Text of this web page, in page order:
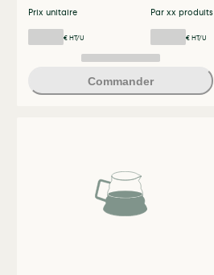
Prix unitaire
€ HT/U
Par xx produits
€ HT/U
Commander